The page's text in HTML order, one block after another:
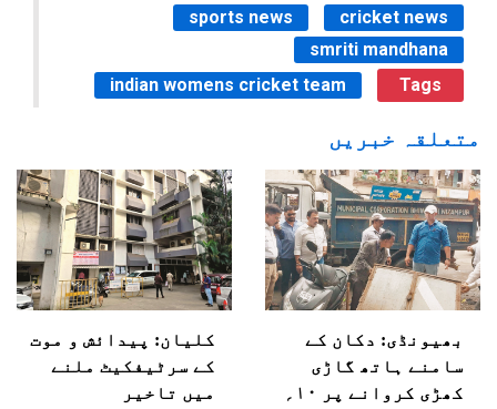
sports news
cricket news
smriti mandhana
indian womens cricket team
Tags
متعلقہ خبریں
بھیونڈی: دکان کے
سامنے ہاتھ گاڑی
کھڑی کروانے پر ۱۰؍
کلیان: پیدائش و موت
کے سرٹیفکیٹ ملنے
میں تاخیر